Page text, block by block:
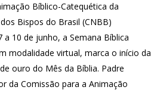
Bíblico-Catequética da
Bispos do Brasil (CNBB)
10 de junho, a Semana Bíblica
modalidade virtual, marca o início da
ouro do Mês da Bíblia. Padre
da Comissão para a Animação